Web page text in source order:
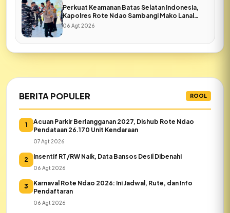
Perkuat Keamanan Batas Selatan Indonesia,
Kapolres Rote Ndao Sambangi Mako Lanal
Pulau Rote
06 Agt 2026
BERITA POPULER ROOL
1
Acuan Parkir Berlangganan 2027, Dishub Rote Ndao
Pendataan 26.170 Unit Kendaraan
07 Agt 2026
2 Insentif RT/RW Naik, Data Bansos Desil Dibenahi
06 Agt 2026
3
Karnaval Rote Ndao 2026: Ini Jadwal, Rute, dan Info
Pendaftaran
06 Agt 2026